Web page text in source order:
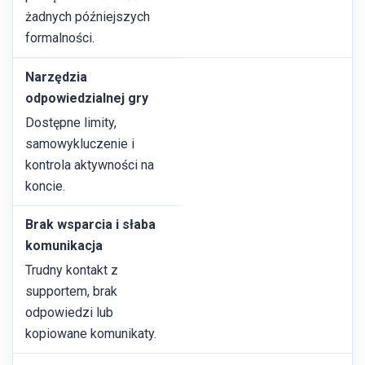
żadnych późniejszych
formalności.
Narzędzia
odpowiedzialnej gry
Dostępne limity,
samowykluczenie i
kontrola aktywności na
koncie.
Brak wsparcia i słaba
komunikacja
Trudny kontakt z
supportem, brak
odpowiedzi lub
kopiowane komunikaty.